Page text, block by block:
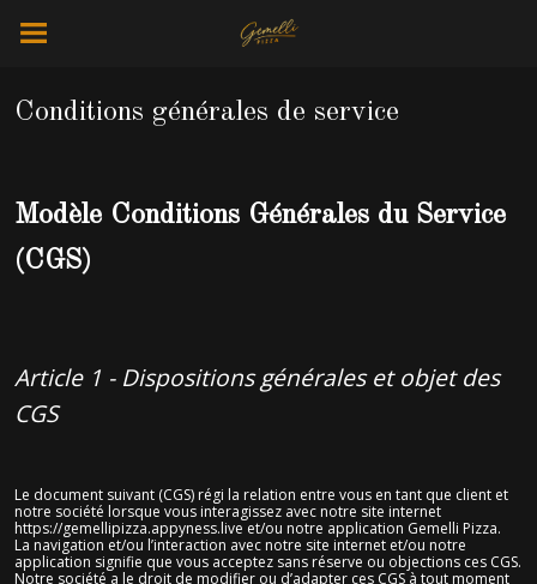
Conditions générales de service
Modèle Conditions Générales du Service
(CGS)
Article 1 - Dispositions générales et objet des
CGS
Le document suivant (CGS) régi la relation entre vous en tant que client et
notre société lorsque vous interagissez avec notre site internet
https://gemellipizza.appyness.live et/ou notre application Gemelli Pizza.
La navigation et/ou l’interaction avec notre site internet et/ou notre
application signifie que vous acceptez sans réserve ou objections ces CGS.
Notre société a le droit de modifier ou d’adapter ces CGS à tout moment